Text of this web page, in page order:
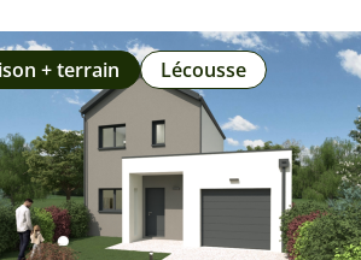
+ terrain Lécousse